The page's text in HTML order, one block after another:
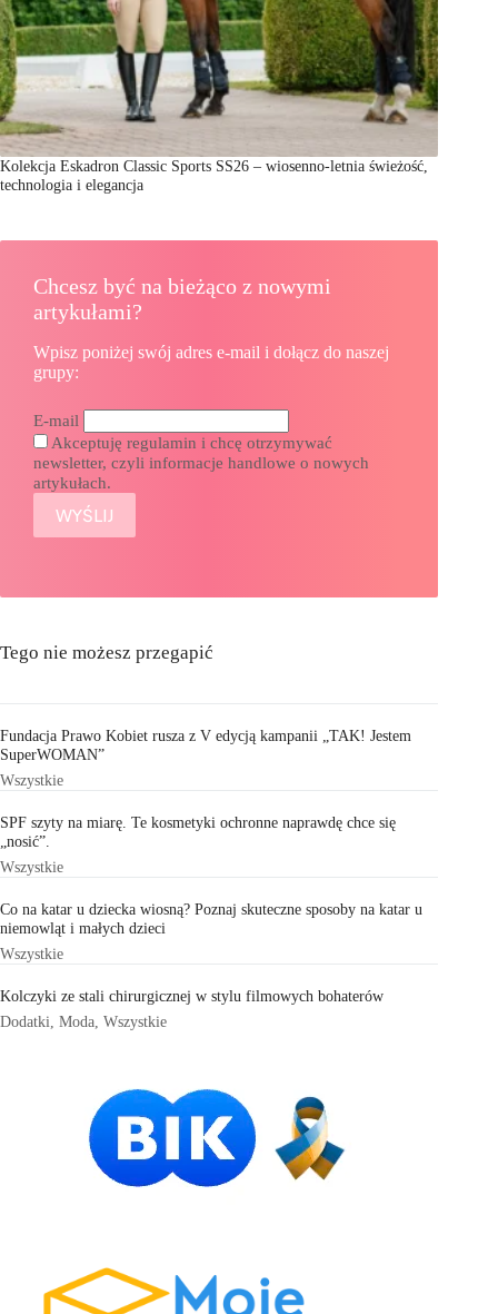
Kolekcja Eskadron Classic Sports SS26 – wiosenno-letnia świeżość,
technologia i elegancja
Chcesz być na bieżąco z nowymi
artykułami?
Wpisz poniżej swój adres e-mail i dołącz do naszej
grupy:
E-mail
Akceptuję regulamin i chcę otrzymywać
newsletter, czyli informacje handlowe o nowych
artykułach.
Tego nie możesz przegapić
Fundacja Prawo Kobiet rusza z V edycją kampanii „TAK! Jestem
SuperWOMAN”
Wszystkie
SPF szyty na miarę. Te kosmetyki ochronne naprawdę chce się
„nosić”.
Wszystkie
Co na katar u dziecka wiosną? Poznaj skuteczne sposoby na katar u
niemowląt i małych dzieci
Wszystkie
Kolczyki ze stali chirurgicznej w stylu filmowych bohaterów
Dodatki Moda Wszystkie